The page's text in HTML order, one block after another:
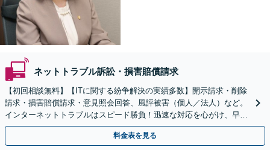
ネットトラブル訴訟・損害賠償請求
【初回相談無料】【ITに関する紛争解決の実績多数】開示請求・削除
請求・損害賠償請求・意見照会回答、風評被害（個人／法人）など。
インターネットトラブルはスピード勝負！迅速な対応を心がけ、早期
解決を目指します【新静岡駅直結】【夜間・休日相談可】
料金表を見る